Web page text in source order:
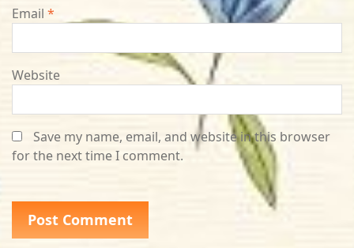
Email *
Website
Save my name, email, and website in this browser
for the next time I comment.